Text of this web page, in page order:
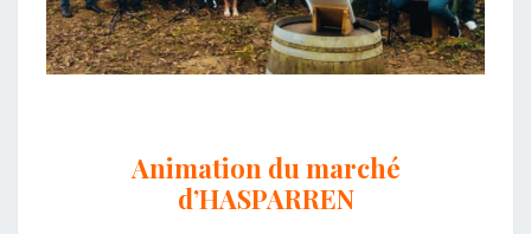
Animation du marché
d’HASPARREN